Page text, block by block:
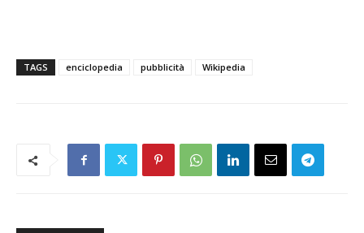
TAGS enciclopedia pubblicità Wikipedia